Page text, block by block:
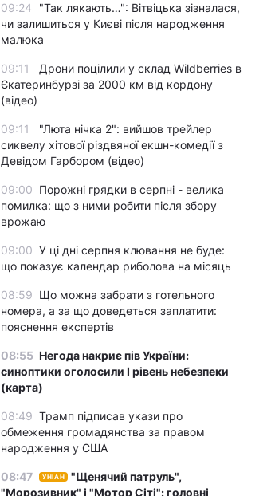
09:24
"Так лякають…": Вітвіцька зізналася,
чи залишиться у Києві після народження
малюка
09:11
Дрони поцілили у склад Wildberries в
Єкатеринбурзі за 2000 км від кордону
(відео)
09:11
"Люта нічка 2": вийшов трейлер
сиквелу хітової різдвяної екшн-комедії з
Девідом Гарбором (відео)
09:00 Порожні грядки в серпні - велика
помилка: що з ними робити після збору
врожаю
09:00 У ці дні серпня клювання не буде:
що показує календар риболова на місяць
08:59 Що можна забрати з готельного
номера, а за що доведеться заплатити:
пояснення експертів
08:55 Негода накриє пів України:
синоптики оголосили І рівень небезпеки
(карта)
08:49 Трамп підписав укази про
обмеження громадянства за правом
народження у США
08:47 УНІАН
"Щенячий патруль",
"Морозивник" і "Мотор Сіті": головні